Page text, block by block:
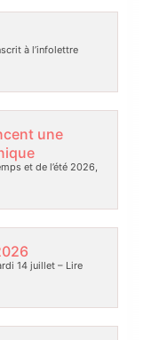
à l’infolettre
une
et de l’été 2026,
14 juillet –Lire